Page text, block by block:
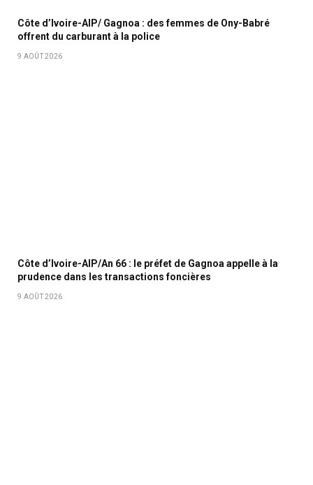
Côte d’Ivoire-AIP/ Gagnoa : des femmes de Ony-Babré
offrent du carburant à la police
9 AOÛT 2026
Côte d’Ivoire-AIP/An 66 : le préfet de Gagnoa appelle à la
prudence dans les transactions foncières
9 AOÛT 2026